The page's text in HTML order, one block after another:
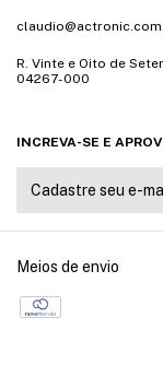
R. Vinte e Oito de
04267-000
INCREVA-SE E
Meios de envio